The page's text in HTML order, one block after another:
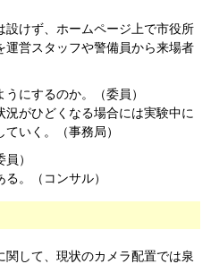
設けず、ホームページ上で市役所
運営スタッフや警備員から来場者
にするのか。（委員）
がひどくなる場合には実験中に
いく。（事務局）
）
。（コンサル）
して、現状のカメラ配置では泉